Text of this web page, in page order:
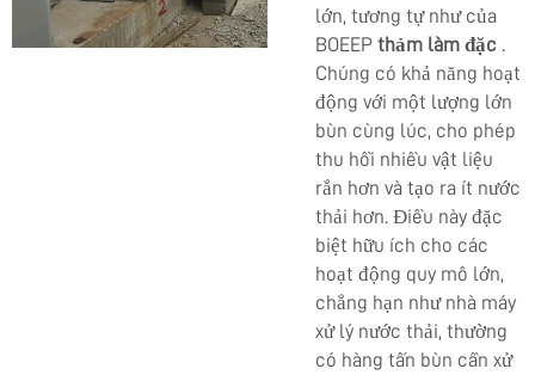
lớn, tương tự như của
BOEEP thảm làm đặc .
Chúng có khả năng hoạt
động với một lượng lớn
bùn cùng lúc, cho phép
thu hồi nhiều vật liệu
rắn hơn và tạo ra ít nước
thải hơn. Điều này đặc
biệt hữu ích cho các
hoạt động quy mô lớn,
chẳng hạn như nhà máy
xử lý nước thải, thường
có hàng tấn bùn cần xử